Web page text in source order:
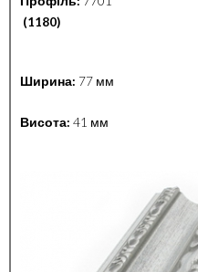
(1180)
Ширина: 77 мм
Висота: 41 мм